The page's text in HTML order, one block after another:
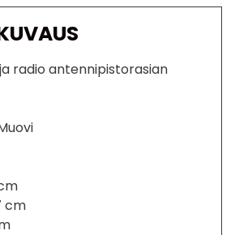
radio antennipistorasian
cm